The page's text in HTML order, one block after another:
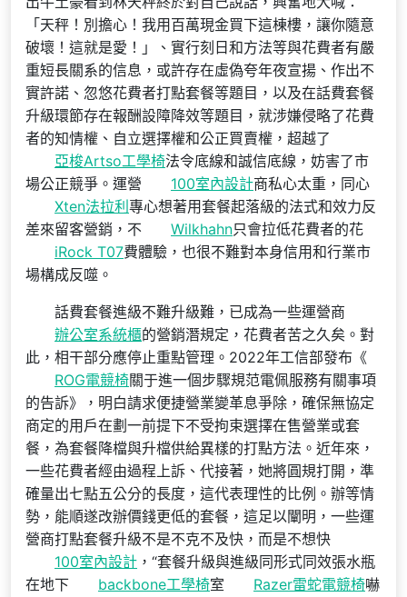
「天秤！別擔心！我用百萬現金買下這棟樓，讓你隨意
破壞！這就是愛！」、實行刻日和方法等與花費者有嚴
重短長關系的信息，或許存在虛偽夸年夜宣揚、作出不
實許諾、忽悠花費者打點套餐等題目，以及在話費套餐
升級環節存在報酬設障降效等題目，就涉嫌侵略了花費
者的知情權、自立選擇權和公正買賣權，超越了
亞梭Artso工學椅法令底線和誠信底線，妨害了市
場公正競爭。運營
100室內設計商私心太重，同心
Xten法拉利 專心想著用套餐起落級的法式和效力反
差來留客營銷，不
Wilkhahn只會拉低花費者的花
iRock T07費體驗，也很不難對本身信用和行業市
場構成反噬。
話費套餐進級不難升級難，已成為一些運營商
辦公室系統櫃的營銷潛規定，花費者苦之久矣。對
此，相干部分應停止重點管理。2022年工信部發布《
ROG電競椅關于進一個步驟規范電佩服務有關事項
的告訴》，明白請求便捷營業變革息爭除，確保無協定
商定的用戶在劃一前提下不受拘束選擇在售營業或套
餐，為套餐降檔與升檔供給異樣的打點方法。近年來，
一些花費者經由過程上訴、代接著，她將圓規打開，準
確量出七點五公分的長度，這代表理性的比例。辦等情
勢，能順遂改辦價錢更低的套餐，這足以闡明，一些運
營商打點套餐升級不是不克不及快，而是不想快
100室內設計 ，“套餐升級與進級同形式同效張水瓶
在地下
backbone工學椅室 Razer雷蛇電競椅嚇